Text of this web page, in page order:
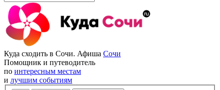
Куда сходить в Сочи. Афиша Сочи
Помощник и путеводитель
по интересным местам
и лучшим событиям